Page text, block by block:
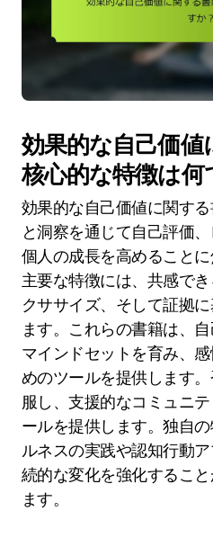
効果的な自己価
核心的な特徴は何
効果的な自己価値に関す
と洞察を通じて自己評価
個人の成長を高めることに
主要な特徴には、共感で
クササイズ、そして証拠
ます。これらの書籍は、
マインドセットを育み、
めのツールを提供します
服し、支援的なコミュニ
ールを提供します。独自
ルネスの実践や認知行動
続的な変化を強化するこ
ます。